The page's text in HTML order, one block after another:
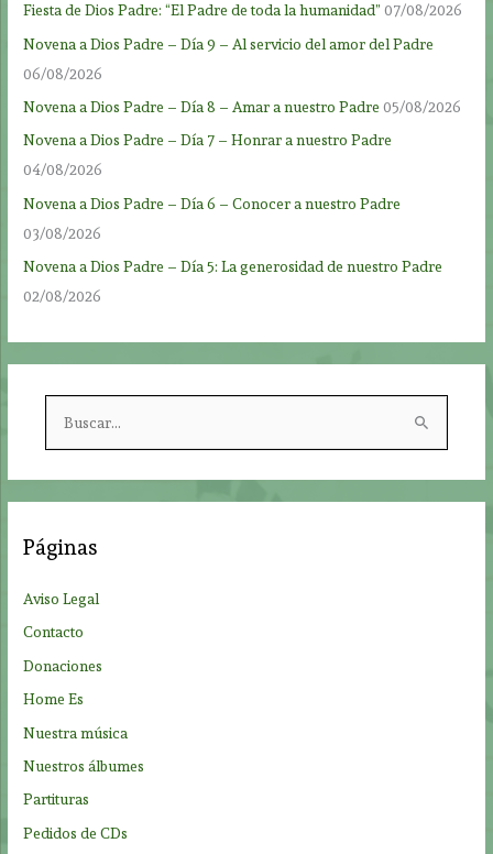
Fiesta de Dios Padre: “El Padre de toda la humanidad” 07/08/2026
Novena a Dios Padre – Día 9 – Al servicio del amor del Padre
06/08/2026
Novena a Dios Padre – Día 8 – Amar a nuestro Padre 05/08/2026
Novena a Dios Padre – Día 7 – Honrar a nuestro Padre
04/08/2026
Novena a Dios Padre – Día 6 – Conocer a nuestro Padre
03/08/2026
Novena a Dios Padre – Día 5: La generosidad de nuestro Padre
02/08/2026
c
r
:
Páginas
Aviso Legal
Contacto
Donaciones
Home Es
Nuestra música
Nuestros álbumes
Partituras
Pedidos de CDs